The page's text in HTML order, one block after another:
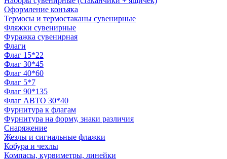
Оформление конъяка
Термосы и термостаканы сувенирные
Фляжки сувенирные
Фуражка сувенирная
Флаги
Флаг 15*22
Флаг 30*45
Флаг 40*60
Флаг 5*7
Флаг 90*135
Флаг АВТО 30*40
Фурнитура к флагам
Фурнитура на форму, знаки различия
Снаряжение
Жезлы и сигнальные флажки
Кобура и чехлы
Компасы, курвиметры, линейки